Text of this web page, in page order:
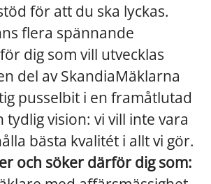
för att du ska lyckas.
flera spännande
dig som vill utvecklas
del av SkandiaMäklarna
pusselbit i en framåtlutad
tydlig vision: vi vill inte vara
bästa kvalitét i allt vi gör.
och söker därför dig som: